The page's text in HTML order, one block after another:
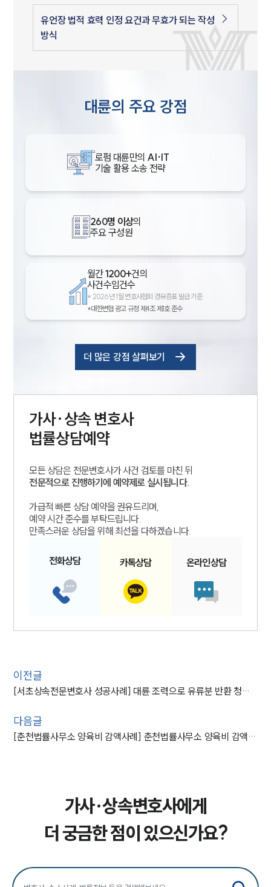
유언장 법적 효력 인정 요건과 무효가 되는 작성
방식
대륜의 주요 강점
로펌 대륜만의 AI·IT
기술 활용 소송 전략
260명 이상의
주요 구성원
월간1200+건의
사건수임건수
* 2026년 1월 변호사협회 경유증표 발급 기준
*대한변협 광고 규정 제4조 제1호 준수
더 많은 강점 살펴보기
가사·상속변호사
법률상담예약
모든 상담은 전문변호사가 사건 검토를 마친 뒤
전문적으로 진행하기에 예약제로 실시됩니다.
가급적 빠른 상담 예약을 권유드리며,
예약 시간 준수를 부탁드립니다.
만족스러운 상담을 위해 최선을 다하겠습니다.
전화상담 카톡상담 온라인상담
이전글
[서초상속전문변호사 성공사례] 대륜 조력으로 유류분 반환 청구소송 승소
다음글
[춘천법률사무소 양육비 감액사례] 춘천법률사무소 양육비 감액선고
가사·상속변호사에게
더 궁금한 점이 있으신가요?